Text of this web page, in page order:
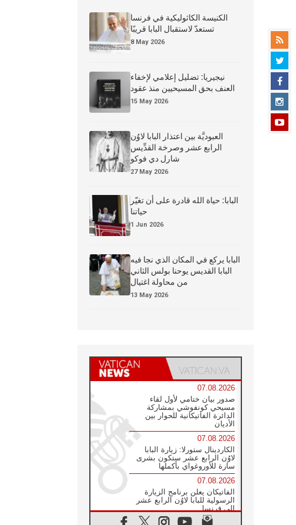
الكنيسة الكاثوليكية في فرنسا
تستعدّ لاستقبال البابا قريبًا
8 May 2026
نيجيريا: تضليل إعلامي لإخفاء
العنف بحق المسيحيين منذ عقود
15 May 2026
العبوديَّة بين اعتذار البابا لاوُن
الرابع عشر وصرخة القدِّيس
شارل دي فوكو
27 May 2026
البابا: حياة الله قادرة على أن تغيّر
حياتنا
1 Jun 2026
البابا يركع في المكان الذي نجا فيه
البابا القديس يوحنا بولس الثاني
من محاولة اغتيال
13 May 2026
07.08.2026
صدور بيان ختامي لأول لقاء
مسيحي كونفوشي بمشاركة
الدائرة الفاتيكانية للحوار بين
الأديان
07.08.2026
الكاردينال ستورلا: زيارة البابا
لاوُن الرابع عشر ستكون بشرى
سارة للأوروغواي بأكملها
07.08.2026
الفاتيكان يعلن برنامج الزيارة
الرسولية للبابا لاوُن الرابع عشر
إلى فرنسا
07.08.2026